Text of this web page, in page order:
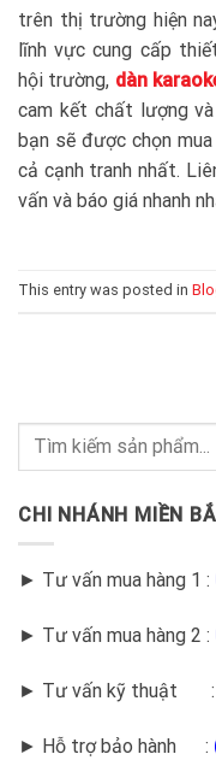
trên thị trường hiện
lĩnh vực cung cấp
hội trường, dàn
cam kết chất lượng
bạn sẽ được chọn
cả cạnh tranh nhất.
vấn và báo giá nhanh
This entry was posted in
CHI NHÁNH MIỀN
► Tư vấn mua hàng 1 :
► Tư vấn mua hàng 2 :
► Tư vấn kỹ thuật :
► Hỗ trợ bảo hành :